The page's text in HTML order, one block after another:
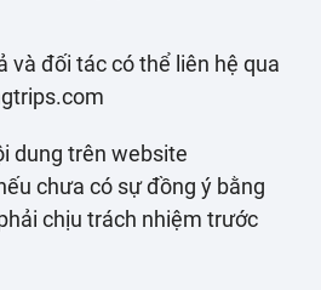
và đối tác có thể liên hệ qua
dung trên website
chưa có sự đồng ý bằng
chịu trách nhiệm trước